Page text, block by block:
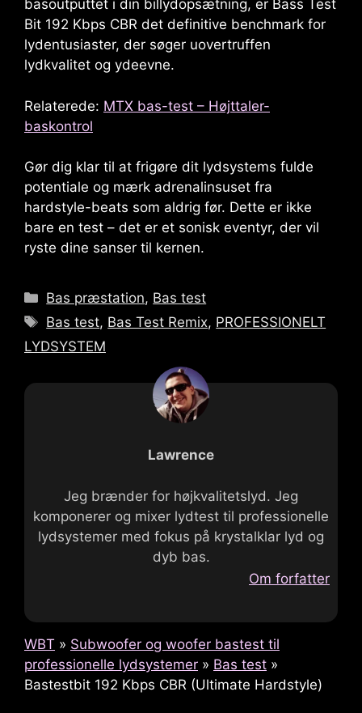
basoutputtet i din billydopsætning, er Bass Test
Bit 192 Kbps CBR det definitive benchmark for
lydentusiaster, der søger uovertruffen
lydkvalitet og ydeevne.
Relaterede: MTX bas-test – Højttaler-
baskontrol
Gør dig klar til at frigøre dit lydsystems fulde
potentiale og mærk adrenalinsuset fra
hardstyle-beats som aldrig før. Dette er ikke
bare en test – det er et sonisk eventyr, der vil
ryste dine sanser til kernen.
Kategorier
Bas præstation, Bas test
Tags
Bas test, Bas Test Remix, PROFESSIONELT
LYDSYSTEM
Lawrence
Jeg brænder for højkvalitetslyd. Jeg
komponerer og mixer lydtest til professionelle
lydsystemer med fokus på krystalklar lyd og
dyb bas.
Om forfatter
WBT » Subwoofer og woofer bastest til
professionelle lydsystemer » Bas test »
Bastestbit 192 Kbps CBR (Ultimate Hardstyle)